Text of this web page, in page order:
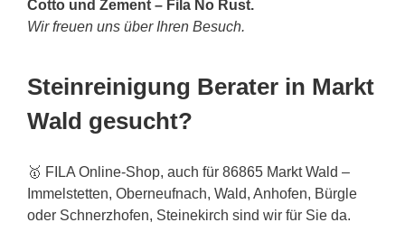
Cotto und Zement – Fila No Rust.
Wir freuen uns über Ihren Besuch.
Steinreinigung Berater in Markt
Wald gesucht?
🥇 FILA Online-Shop, auch für 86865 Markt Wald –
Immelstetten, Oberneufnach, Wald, Anhofen, Bürgle
oder Schnerzhofen, Steinekirch sind wir für Sie da.